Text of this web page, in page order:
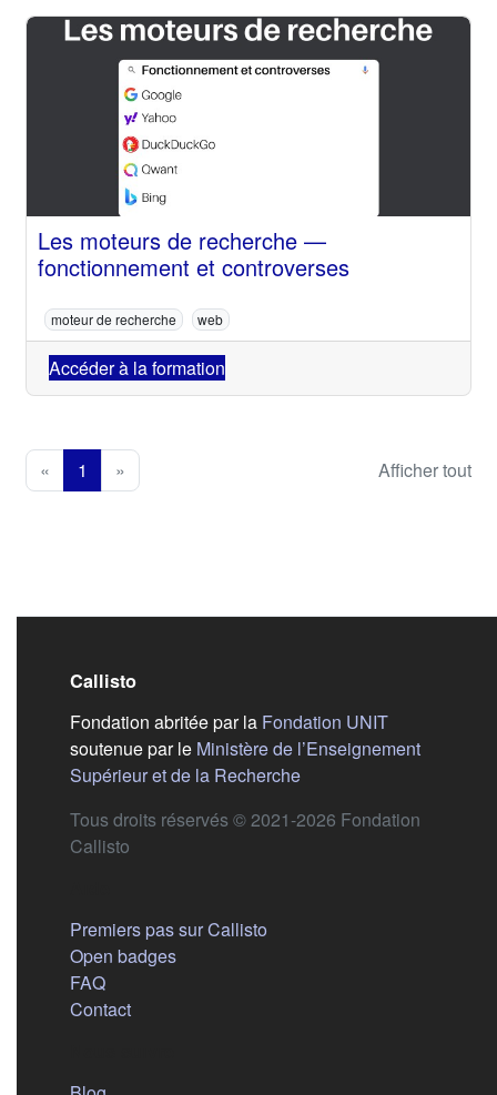
Les moteurs de recherche —
fonctionnement et controverses
moteur de recherche web
Accéder à la formation
« 1 » Afficher tout
Callisto
Fondation abritée par la Fondation UNIT(s'ouvre
soutenue par le Ministère de l’Enseignement
Supérieur et de la Recherche(s'ouvre dans un nouvel
Tous droits réservés © 2021-2026 Fondation
Callisto
Premiers pas sur Callisto
Open badges
FAQ
Contact